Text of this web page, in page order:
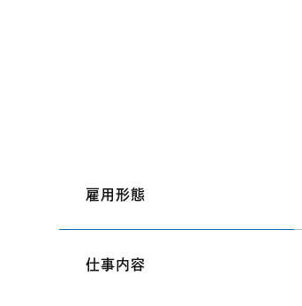
雇用形態
仕事内容